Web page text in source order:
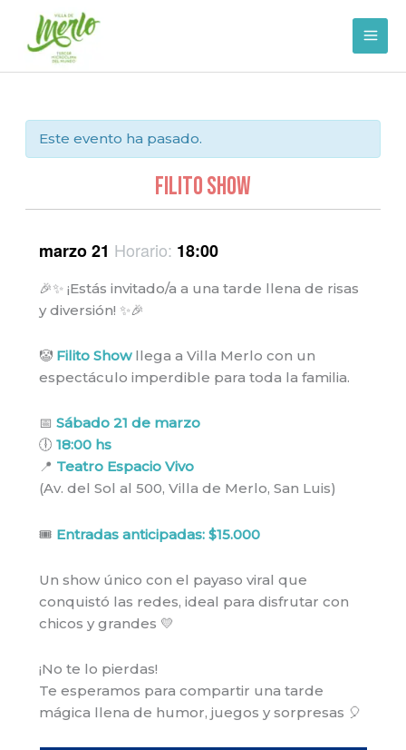
contenido
Este evento ha pasado.
FILITO SHOW
marzo 21 Horario: 18:00
🎉✨ ¡Estás invitado/a a una tarde llena de risas
y diversión! ✨🎉
🤡 Filito Showllega a Villa Merlo con un
espectáculo imperdible para toda la familia.
📅Sábado 21 de marzo
🕕18:00 hs
📍 Teatro Espacio Vivo
(Av. del Sol al 500, Villa de Merlo, San Luis)
🎟️ Entradas anticipadas: $15.000
Un show único con el payaso viral que
conquistó las redes, ideal para disfrutar con
chicos y grandes 💛
¡No te lo pierdas!
Te esperamos para compartir una tarde
mágica llena de humor, juegos y sorpresas 🎈